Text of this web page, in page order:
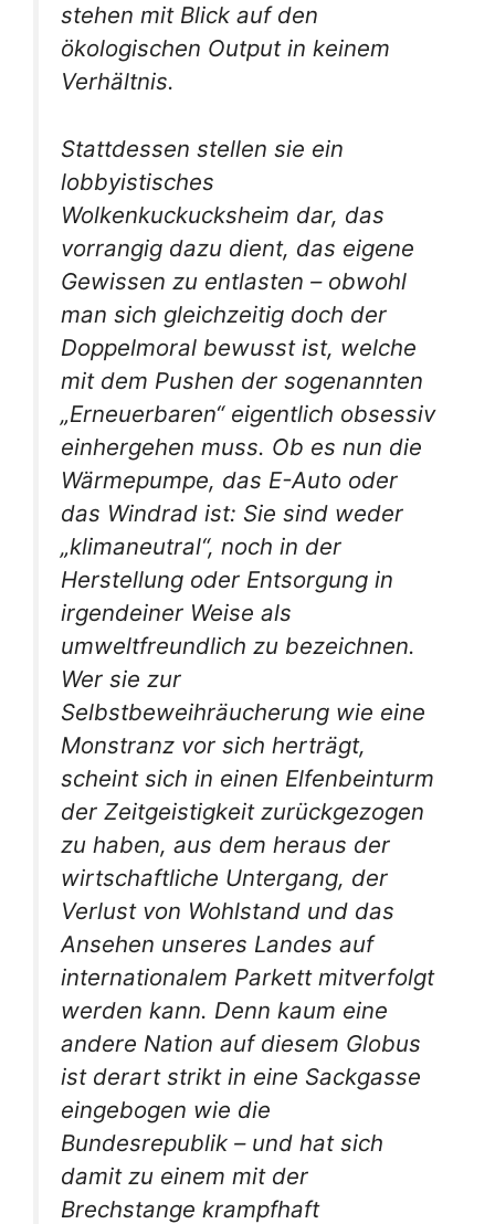
stehen mit Blick auf den
ökologischen Output in keinem
Verhältnis.
Stattdessen stellen sie ein
lobbyistisches
Wolkenkuckucksheim dar, das
vorrangig dazu dient, das eigene
Gewissen zu entlasten – obwohl
man sich gleichzeitig doch der
Doppelmoral bewusst ist, welche
mit dem Pushen der sogenannten
„Erneuerbaren“ eigentlich obsessiv
einhergehen muss. Ob es nun die
Wärmepumpe, das E-Auto oder
das Windrad ist: Sie sind weder
„klimaneutral“, noch in der
Herstellung oder Entsorgung in
irgendeiner Weise als
umweltfreundlich zu bezeichnen.
Wer sie zur
Selbstbeweihräucherung wie eine
Monstranz vor sich herträgt,
scheint sich in einen Elfenbeinturm
der Zeitgeistigkeit zurückgezogen
zu haben, aus dem heraus der
wirtschaftliche Untergang, der
Verlust von Wohlstand und das
Ansehen unseres Landes auf
internationalem Parkett mitverfolgt
werden kann. Denn kaum eine
andere Nation auf diesem Globus
ist derart strikt in eine Sackgasse
eingebogen wie die
Bundesrepublik – und hat sich
damit zu einem mit der
Brechstange krampfhaft